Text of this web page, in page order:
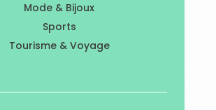
Mode & Bijoux
Sports
Tourisme & Voyage